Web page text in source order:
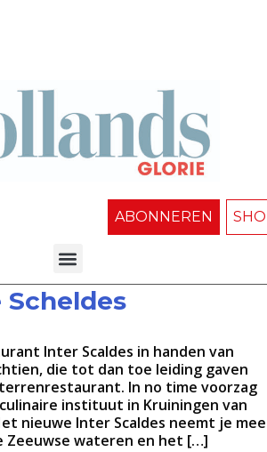
ABONNEREN
Scheldes
Inter Scaldes in handen van
die tot dan toe leiding gaven
In no time voorzag
instituut in Kruiningen van
nieuwe Inter Scaldes neemt je mee
Zeeuwse wateren en het […]